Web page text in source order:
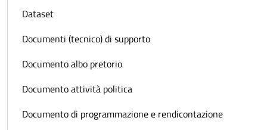
Dataset
Documenti (tecnico) di supporto
Documento albo pretorio
Documento attività politica
Documento di programmazione e rendicontazione